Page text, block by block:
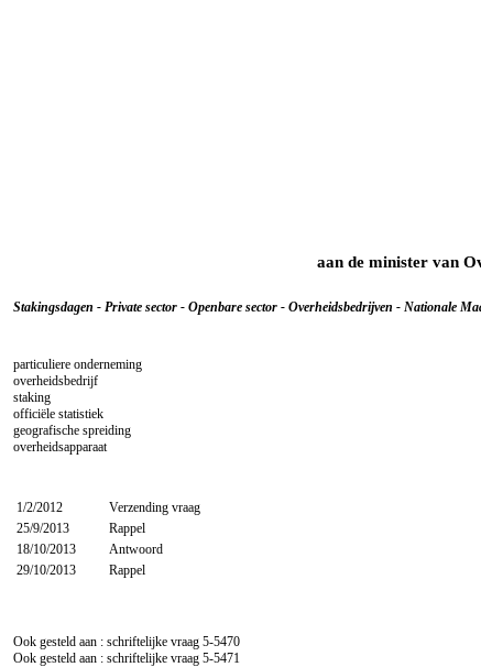
aan de minister van
Stakingsdagen - Private sector - Openbare sector - Overheidsbedrijven - Nationale
particuliere onderneming
overheidsbedrijf
staking
officiële statistiek
geografische spreiding
overheidsapparaat
1/2/2012
Verzending vraag
25/9/2013
Rappel
18/10/2013
Antwoord
29/10/2013
Rappel
Ook gesteld aan : schriftelijke vraag 5-5470
Ook gesteld aan : schriftelijke vraag 5-5471